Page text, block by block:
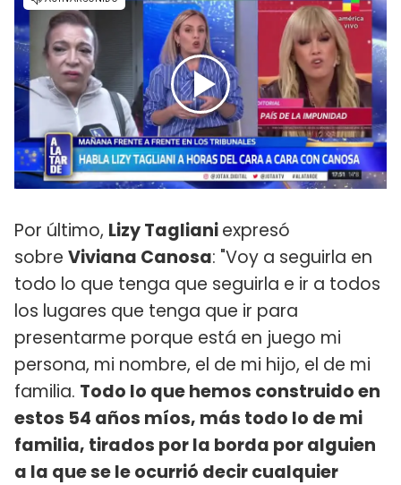
Por último, Lizy Taglianiexpresó
sobre Viviana Canosa: "Voy a seguirla en
todo lo que tenga que seguirla e ir a todos
los lugares que tenga que ir para
presentarme porque está en juego mi
persona, mi nombre, el de mi hijo, el de mi
familia. Todo lo que hemos construido en
estos 54 años míos, más todo lo de mi
familia, tirados por la borda por alguien
a la que se le ocurrió decir cualquier